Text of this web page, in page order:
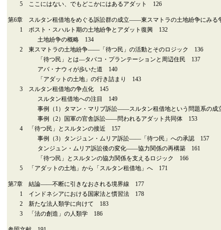
5 ここにはない、でもどこかにはあるアダット 126
第6章 スルタン租借地をめぐる訴訟群の成立――東スマトラの土地紛争にみ
1 ポスト・スハルト期の土地紛争とアダット復興 132
土地紛争の概略 134
2 東スマトラの土地紛争――「待つ民」の活動とそのロジック 136
「待つ民」とは―タバコ・プランテーションと周辺住民 137
アバ・ナウィが歩いた道 140
「アダットの土地」の行き詰まり 143
3 スルタン租借地の争点化 145
スルタン租借地への注目 149
事例（1）タマン・マリブ訴訟――スルタン租借地という問題系の成
事例（2）国軍の官舎訴訟――問われるアダット共同体 153
4 「待つ民」とスルタンの接近 157
事例（3）タンジュン・ムリア訴訟――「待つ民」への承認 157
タンジュン・ムリア訴訟後の変化――協力関係の再構築 161
「待つ民」とスルタンの協力関係を支えるロジック 166
5 「アダットの土地」から「スルタン租借地」へ 171
第7章 結論――不断に引きなおされる境界線 177
1 インドネシアにおける国家法と慣習法 178
2 新たな法人類学に向けて 183
3 「法の創造」の人類学 186